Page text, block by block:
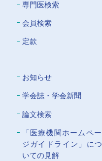
専門医検索
会員検索
定款
お知らせ
学会誌・学会新聞
論文検索
「医療機関ホームペー
ジガイドライン」につ
いての⾒解